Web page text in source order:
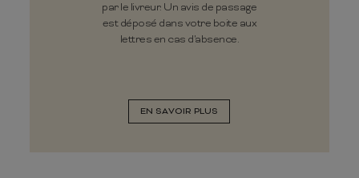
par le livreur. Un avis de passage
est déposé dans votre boite aux
lettres en cas d'absence.
EN SAVOIR PLUS